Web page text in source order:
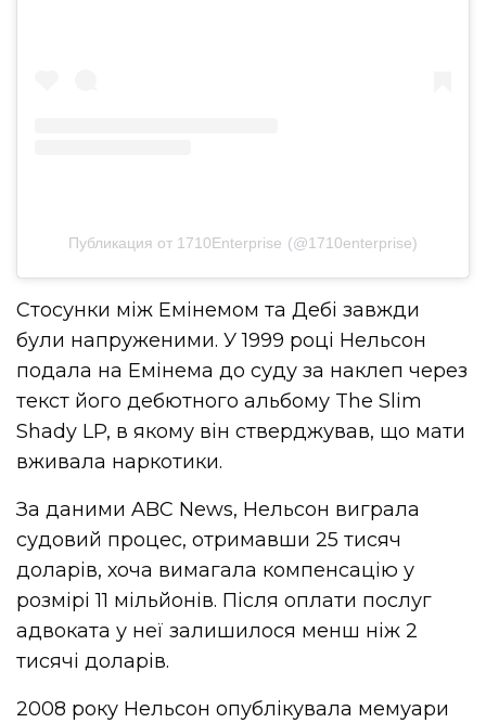
Публикация от 1710Enterprise (@1710enterprise)
Стосунки між Емінемом та Дебі завжди
були напруженими. У 1999 році Нельсон
подала на Емінема до суду за наклеп через
текст його дебютного альбому The Slim
Shady LP, в якому він стверджував, що мати
вживала наркотики.
За даними ABC News, Нельсон виграла
судовий процес, отримавши 25 тисяч
доларів, хоча вимагала компенсацію у
розмірі 11 мільйонів. Після оплати послуг
адвоката у неї залишилося менш ніж 2
тисячі доларів.
2008 року Нельсон опублікувала мемуари